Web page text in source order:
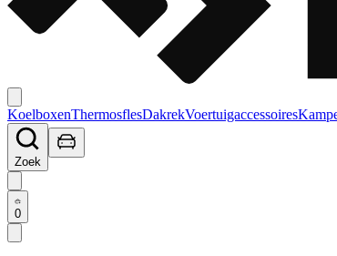
KoelboxenThermosflesDakrekVoertuigaccessoires
Zoek
0